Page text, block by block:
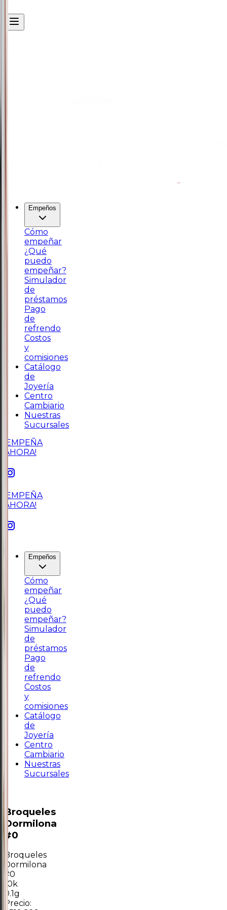
Empeños
Cómo
empeñar
¿Qué
puedo
empeñar?
Simulador
de
préstamos
Pago
de
refrendo
Costos
y
comisiones
Catálogo
de
Joyería
Centro
Cambiario
Nuestras
Sucursales
¡EMPEÑA
AHORA!
¡EMPEÑA
AHORA!
Empeños
Cómo
empeñar
¿Qué
puedo
empeñar?
Simulador
de
préstamos
Pago
de
refrendo
Costos
y
comisiones
Catálogo
de
Joyería
Centro
Cambiario
Nuestras
Sucursales
Broqueles
Dormilona
#0
Broqueles
Dormilona
#0
10k
0.1g
Precio: